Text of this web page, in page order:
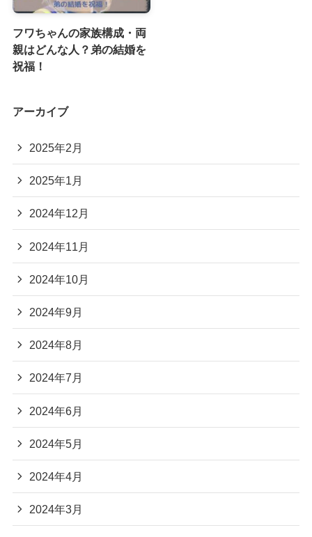
フワちゃんの家族構成・両
親はどんな人？弟の結婚を
祝福！
アーカイブ
2025年2月
2025年1月
2024年12月
2024年11月
2024年10月
2024年9月
2024年8月
2024年7月
2024年6月
2024年5月
2024年4月
2024年3月